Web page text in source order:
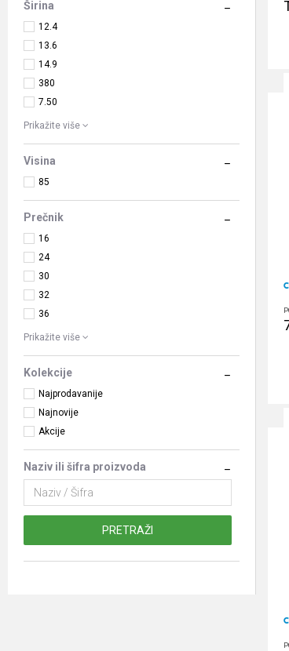
Širina
12.4
13.6
14.9
380
7.50
Prikažite više
Visina
85
Prečnik
16
24
30
32
36
Prikažite više
Kolekcije
Najprodavanije
Najnovije
Akcije
Naziv ili šifra proizvoda
PRETRAŽI